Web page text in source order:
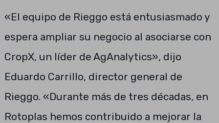
«El equipo de Rieggo está entusiasmado y
espera ampliar su negocio al asociarse con
CropX, un líder de AgAnalytics», dijo
Eduardo Carrillo, director general de
Rieggo. «Durante más de tres décadas, en
Rotoplas hemos contribuido a mejorar la